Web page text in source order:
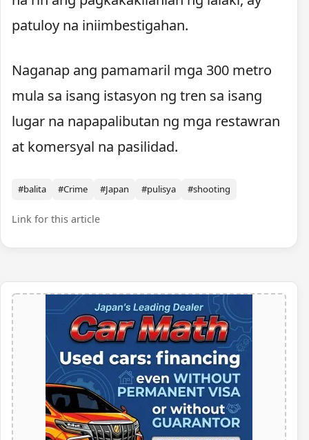
patuloy na iniimbestigahan.
Naganap ang pamamaril mga 300 metro
mula sa isang istasyon ng tren sa isang
lugar na napapalibutan ng mga restawran
at komersyal na pasilidad.
#balita #Crime #Japan #pulisya #shooting
Link for this article